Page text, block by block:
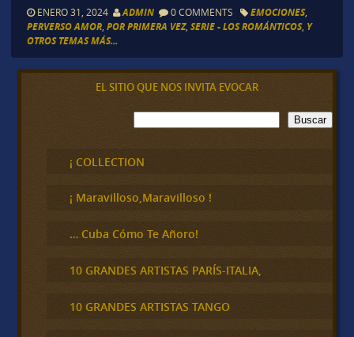
ENERO 31, 2024 ADMIN 0 COMMENTS EMOCIONES,
PERVERSO AMOR, POR PRIMERA VEZ, SERIE - LOS ROMÁNTICOS, Y
OTROS TEMAS MÁS...
EL SITIO QUE NOS INVITA EVOCAR
B
u
c
a
Buscar
¡ COLLECTION
¡ Maravilloso,Maravilloso !
… Cuba Cómo Te Añoro!
10 GRANDES ARTISTAS PARÍS-ITALIA,
10 GRANDES ARTISTAS TANGO